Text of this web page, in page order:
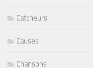
Catcheurs
Causes
Chansons